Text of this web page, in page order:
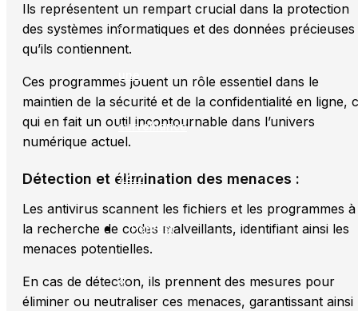
:
une
surveillance
24/7
Pentest
&
Ils représentent un rempart crucial dans la protection
des systèmes informatiques et des données précieuses
qu’ils contiennent.
Ces programmes jouent un rôle essentiel dans le
maintien de la sécurité et de la confidentialité en ligne,
qui en fait un outil incontournable dans l’univers
numérique actuel.
Détection et élimination des menaces :
Les antivirus scannent les fichiers et les programmes à
la recherche de codes malveillants, identifiant ainsi les
menaces potentielles.
En cas de détection, ils prennent des mesures pour
éliminer ou neutraliser ces menaces, garantissant ainsi